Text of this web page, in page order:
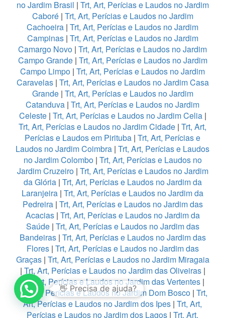
no Jardim Brasil | Trt, Art, Perícias e Laudos no Jardim
Caboré| Trt, Art, Perícias e Laudos no Jardim
Cachoeira | Trt, Art, Perícias e Laudos no Jardim
Campinas| Trt, Art, Perícias e Laudos no Jardim
Camargo Novo | Trt, Art, Perícias e Laudos no Jardim
Campo Grande| Trt, Art, Perícias e Laudos no Jardim
Campo Limpo | Trt, Art, Perícias e Laudos no Jardim
Caravelas| Trt, Art, Perícias e Laudos no Jardim Casa
Grande| Trt, Art, Perícias e Laudos no Jardim
Catanduva | Trt, Art, Perícias e Laudos no Jardim
Celeste| Trt, Art, Perícias e Laudos no Jardim Celia|
Trt, Art, Perícias e Laudos no Jardim Cidade | Trt, Art,
Perícias e Laudos em Pirituba | Trt, Art, Perícias e
Laudos no Jardim Coimbra | Trt, Art, Perícias e Laudos
no Jardim Colombo| Trt, Art, Perícias e Laudos no
Jardim Cruzeiro| Trt, Art, Perícias e Laudos no Jardim
da Glória| Trt, Art, Perícias e Laudos no Jardim da
Laranjeira | Trt, Art, Perícias e Laudos no Jardim da
Pedreira| Trt, Art, Perícias e Laudos no Jardim das
Acacias| Trt, Art, Perícias e Laudos no Jardim da
Saúde| Trt, Art, Perícias e Laudos no Jardim das
Bandeiras| Trt, Art, Perícias e Laudos no Jardim das
Flores| Trt, Art, Perícias e Laudos no Jardim das
Graças| Trt, Art, Perícias e Laudos no Jardim Miragaia
| Trt, Art, Perícias e Laudos no Jardim das Oliveiras|
Trt, Art, Perícias e Laudos no Jardim das Vertentes|
Trt, Art, Perícias e Laudos no Jardim Dom Bosco| Trt,
Art, Perícias e Laudos no Jardim dos Ipes | Trt, Art,
Perícias e Laudos no Jardim dos Lagos | Trt, Art,
1